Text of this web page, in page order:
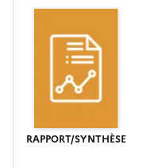
RAPPORT/SYNTHÈSE